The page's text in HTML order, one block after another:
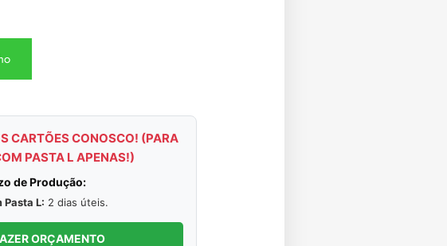
CARTÕES CONOSCO! (PARA
PASTA L APENAS!)
de Produção:
Pasta L: 2 dias úteis.
ORÇAMENTO